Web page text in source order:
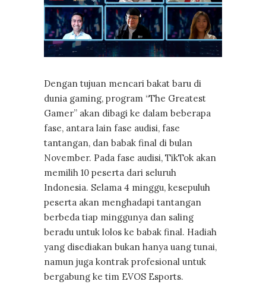
Dengan tujuan mencari bakat baru di
dunia gaming, program “The Greatest
Gamer” akan dibagi ke dalam beberapa
fase, antara lain fase audisi, fase
tantangan, dan babak final di bulan
November. Pada fase audisi, TikTok akan
memilih 10 peserta dari seluruh
Indonesia. Selama 4 minggu, kesepuluh
peserta akan menghadapi tantangan
berbeda tiap minggunya dan saling
beradu untuk lolos ke babak final. Hadiah
yang disediakan bukan hanya uang tunai,
namun juga kontrak profesional untuk
bergabung ke tim EVOS Esports.